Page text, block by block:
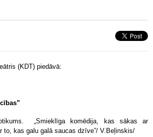
(KDT) piedāvā:
„Smieklīga komēdija, kas sākas ar
to, kas galu galā saucas dzīve”/ V.Beļinskis/